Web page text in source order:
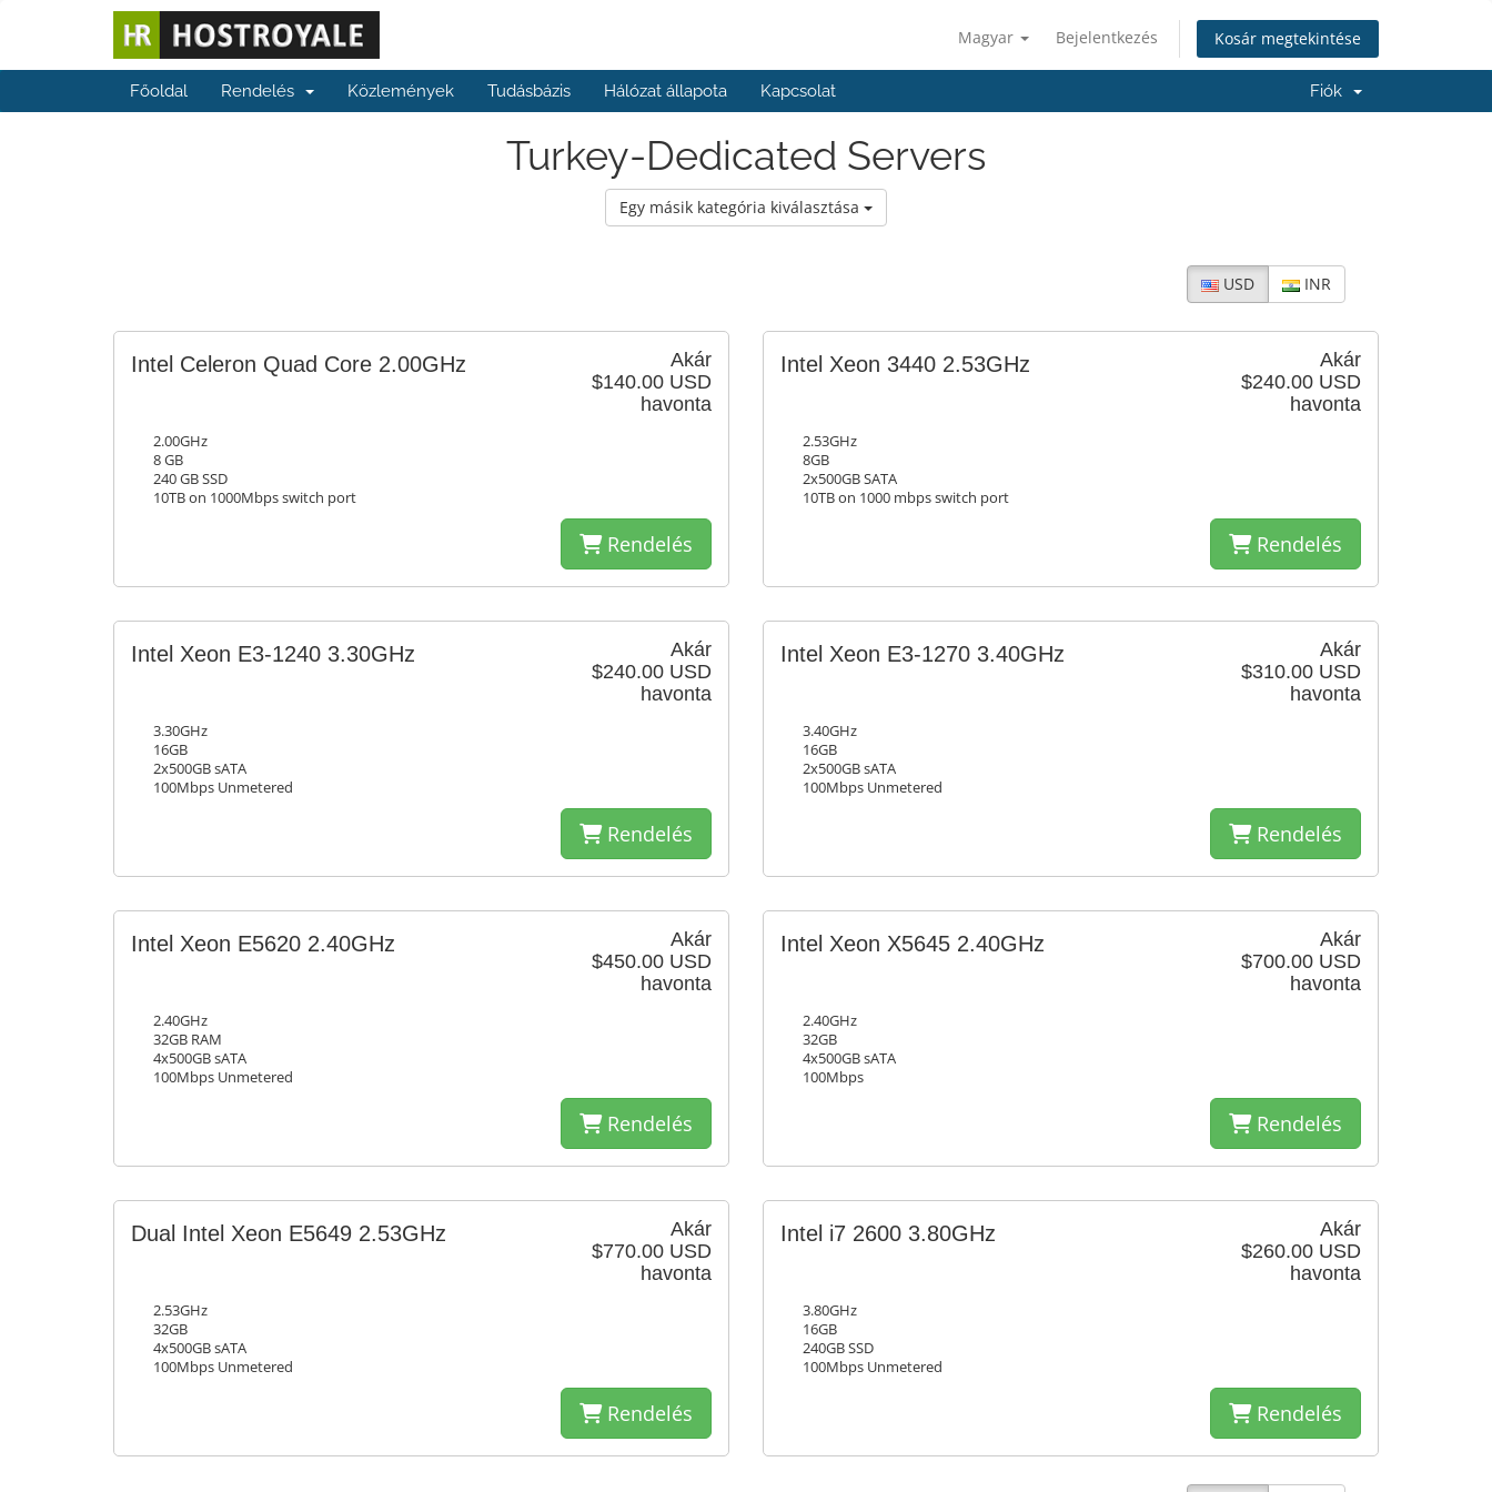
Magyar Bejelentkezés Kosár megtekintése
Főoldal Rendelés Közlemények Tudásbázis Hálózat állapota Kapcsolat Fiók
Turkey-Dedicated Servers
Egy másik kategória kiválasztása
USD INR
Akár
$140.00 USD
havonta
Intel Celeron Quad Core 2.00GHz
2.00GHz
8 GB
240 GB SSD
10TB on 1000Mbps switch port
Rendelés
Akár
$240.00 USD
havonta
Intel Xeon 3440 2.53GHz
2.53GHz
8GB
2x500GB SATA
10TB on 1000 mbps switch port
Rendelés
Akár
$240.00 USD
havonta
Intel Xeon E3-1240 3.30GHz
3.30GHz
16GB
2x500GB sATA
100Mbps Unmetered
Rendelés
Akár
$310.00 USD
havonta
Intel Xeon E3-1270 3.40GHz
3.40GHz
16GB
2x500GB sATA
100Mbps Unmetered
Rendelés
Akár
$450.00 USD
havonta
Intel Xeon E5620 2.40GHz
2.40GHz
32GB RAM
4x500GB sATA
100Mbps Unmetered
Rendelés
Akár
$700.00 USD
havonta
Intel Xeon X5645 2.40GHz
2.40GHz
32GB
4x500GB sATA
100Mbps
Rendelés
Akár
$770.00 USD
havonta
Dual Intel Xeon E5649 2.53GHz
2.53GHz
32GB
4x500GB sATA
100Mbps Unmetered
Rendelés
Akár
$260.00 USD
havonta
Intel i7 2600 3.80GHz
3.80GHz
16GB
240GB SSD
100Mbps Unmetered
Rendelés